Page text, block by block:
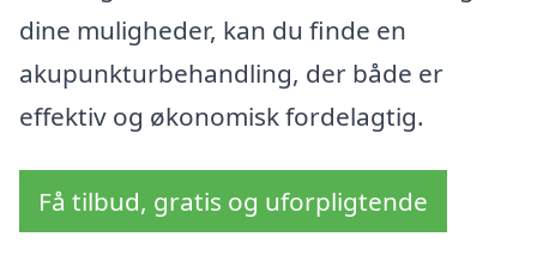
dine muligheder, kan du finde en
akupunkturbehandling, der både er
effektiv og økonomisk fordelagtig.
Få tilbud, gratis og uforpligtende